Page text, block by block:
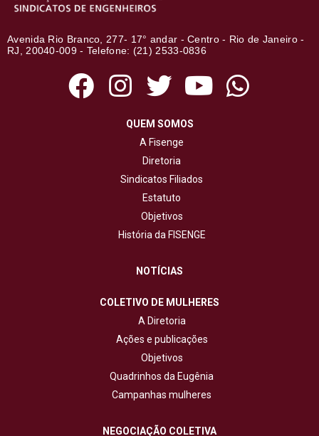
Avenida Rio Branco, 277- 17° andar - Centro - Rio de Janeiro -
RJ, 20040-009 - Telefone: (21) 2533-0836
QUEM SOMOS
A Fisenge
Diretoria
Sindicatos Filiados
Estatuto
Objetivos
História da FISENGE
NOTÍCIAS
COLETIVO DE MULHERES
A Diretoria
Ações e publicações
Objetivos
Quadrinhos da Eugênia
Campanhas mulheres
NEGOCIAÇÃO COLETIVA